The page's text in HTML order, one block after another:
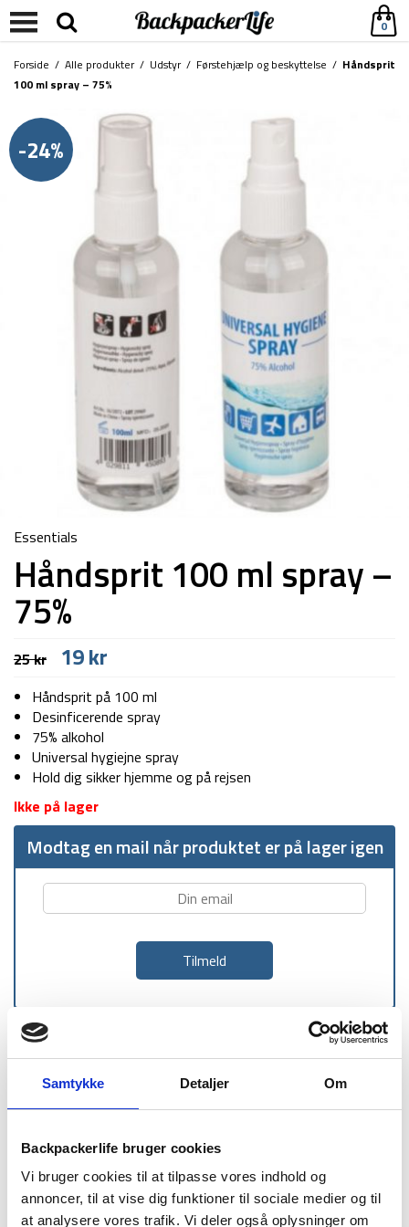
Samtykke Detaljer Om
Backpackerlife bruger cookies
Vi bruger cookies til at tilpasse vores indhold og
annoncer, til at vise dig funktioner til sociale medier og til
at analysere vores trafik. Vi deler også oplysninger om
0
Forside / Alle produkter/ Udstyr/ Førstehjælp og beskyttelse / Håndsprit
100 ml spray – 75%
-24%
Essentials
Håndsprit 100 ml spray –
75%
25kr Den
oprindelige
pris
var:
25 kr.
19kr
pris
er:
19 kr.
Håndsprit på 100 ml
Desinficerende spray
75% alkohol
Universal hygiejne spray
Hold dig sikker hjemme og på rejsen
Ikke på lager
Modtag en mail når produktet er på lager igen
levering
499 kr
100 dages
returret
BESKRIVELSE BRAND FAQ